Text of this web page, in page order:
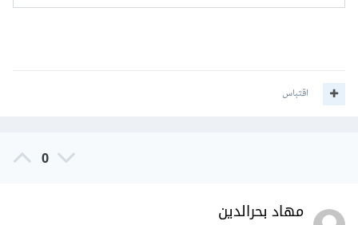
اقتباس
0
مهاد بحرالدين